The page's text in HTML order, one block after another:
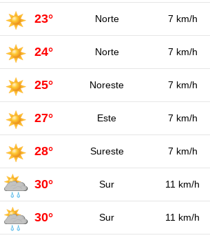
23° Norte 7 km/h
24° Norte 7 km/h
25° Noreste 7 km/h
27° Este 7 km/h
28° Sureste 7 km/h
30° Sur 11 km/h
30° Sur 11 km/h